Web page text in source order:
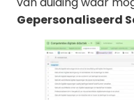
Gepersonaliseerd